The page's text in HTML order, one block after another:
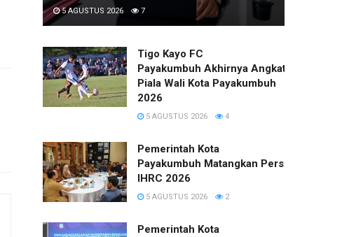
5 AGUSTUS 2026 7
Tigo Kayo FC
Payakumbuh Akhirnya Angkat Trofi
Piala Wali Kota Payakumbuh
2026
5 AGUSTUS 2026 4
Pemerintah Kota
Payakumbuh Matangkan Persiapan
IHRC 2026
5 AGUSTUS 2026 2
Pemerintah Kota